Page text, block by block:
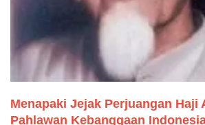
Menapaki Jejak Perjuangan Haji
Pahlawan Kebanggaan